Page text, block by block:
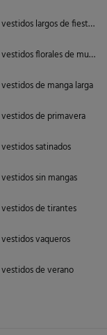
largos de fiesta
florales de mujer
de manga larga
de primavera
satinados
sin mangas
de tirantes
vaqueros
de verano